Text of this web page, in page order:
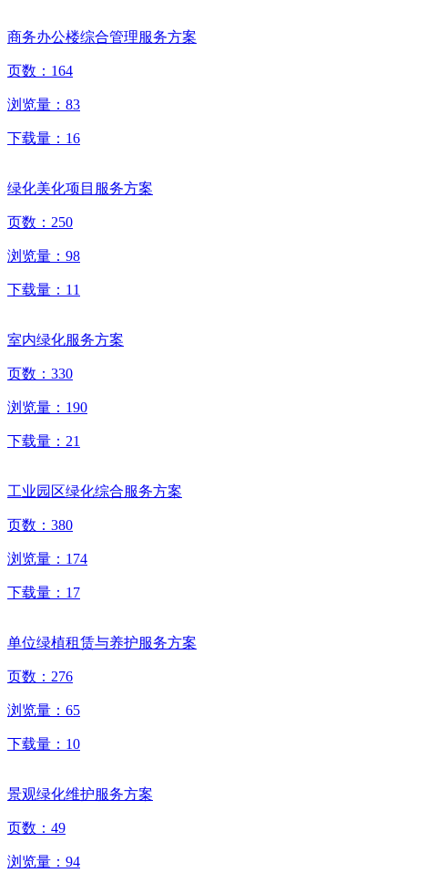
商务办公楼综合管理服务方案
页数： 164
浏览量： 83
下载量： 16
绿化美化项目服务方案
页数： 250
浏览量： 98
下载量： 11
室内绿化服务方案
页数： 330
浏览量： 190
下载量： 21
工业园区绿化综合服务方案
页数： 380
浏览量： 174
下载量： 17
单位绿植租赁与养护服务方案
页数： 276
浏览量： 65
下载量： 10
景观绿化维护服务方案
页数： 49
浏览量： 94